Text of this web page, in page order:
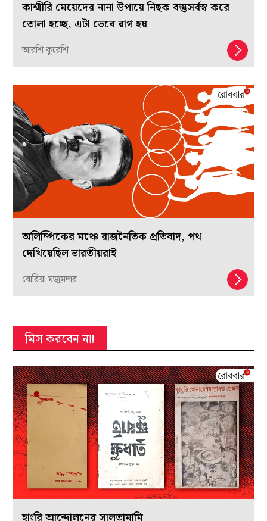
কাশ্মীরি মেয়েদের নানা উপায়ে নিছক বস্তুসর্বস্ব করে
তোলা হচ্ছে, এটা ভেবে রাগ হয়
আরশি কুরেশি
অলিম্পিকের মঞ্চে রাজনৈতিক প্রতিবাদ, পথ
দেখিয়েছিল ভারতীয়রাই
বোরিয়া মজুমদার
মিস করবেন না!